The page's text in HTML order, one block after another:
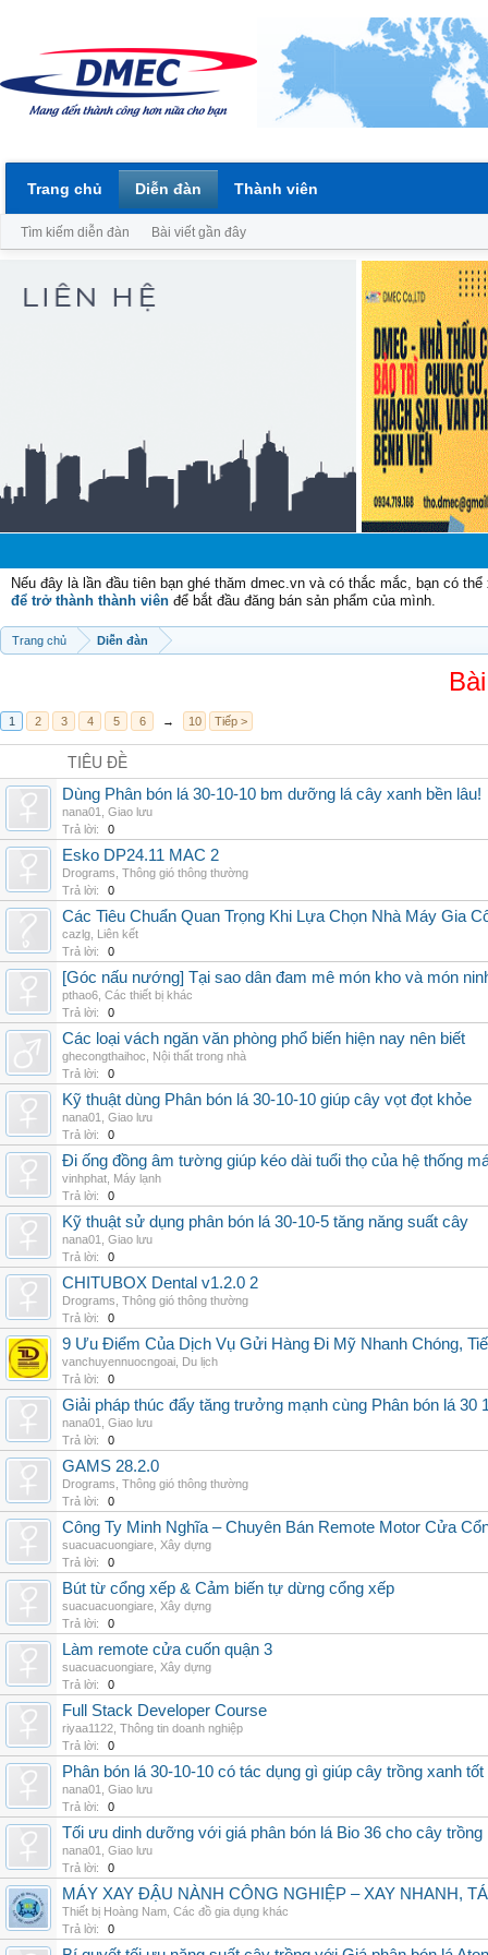
Nếu đây là lần đầu tiên bạn ghé thăm dmec.vn và có thắc mắc, bạn có
để trở thành thành viên để bắt đầu đăng bán sản phẩm của mình.
Trang chủ Diễn đàn
1 2 3 4 5 6 → 10 Tiếp >
TIÊU ĐỀ
Dùng Phân bón lá 30-10-10 bm dưỡng lá cây xanh bền lâu!
nana01
Giao lưu
Trả lời:
0
Esko DP24.11 MAC 2
Drograms Thông gió thông thường
Trả lời:
0
Các Tiêu Chuẩn Quan Trọng Khi Lựa Chọn Nhà Máy Gia
cazlg Liên kết
Trả lời:
0
[Góc nấu nướng] Tại sao dân đam mê món kho và món
pthao6 Các thiết bị khác
Trả lời:
0
Các loại vách ngăn văn phòng phổ biến hiện nay nên biết
ghecongthaihoc
Nội thất trong nhà
Trả lời:
0
Kỹ thuật dùng Phân bón lá 30-10-10 giúp cây vọt đọt khỏe
nana01
Giao lưu
Trả lời:
0
Đi ống đồng âm tường giúp kéo dài tuổi thọ của hệ thống
vinhphat Máy lạnh
Trả lời:
0
Kỹ thuật sử dụng phân bón lá 30-10-5 tăng năng suất cây
nana01
Giao lưu
Trả lời:
0
CHITUBOX Dental v1.2.0 2
Drograms Thông gió thông thường
Trả lời:
0
9 Ưu Điểm Của Dịch Vụ Gửi Hàng Đi Mỹ Nhanh Chóng,
vanchuyennuocngoai Du lịch
Trả lời:
0
Giải pháp thúc đẩy tăng trưởng mạnh cùng Phân bón lá 30
nana01
Giao lưu
Trả lời:
0
GAMS 28.2.0
Drograms Thông gió thông thường
Trả lời:
0
Công Ty Minh Nghĩa – Chuyên Bán Remote Motor Cửa
suacuacuongiare Xây dựng
Trả lời:
0
Bút từ cổng xếp & Cảm biến tự dừng cổng xếp
suacuacuongiare Xây dựng
Trả lời:
0
Làm remote cửa cuốn quận 3
suacuacuongiare Xây dựng
Trả lời:
0
Full Stack Developer Course
riyaa1122 Thông tin doanh nghiệp
Trả lời:
0
Phân bón lá 30-10-10 có tác dụng gì giúp cây trồng xanh tốt
nana01
Giao lưu
Trả lời:
0
Tối ưu dinh dưỡng với giá phân bón lá Bio 36 cho cây trồng
nana01
Giao lưu
Trả lời:
0
MÁY XAY ĐẬU NÀNH CÔNG NGHIỆP – XAY NHANH,
Thiết bị Hoàng Nam Các đồ gia dụng khác
Trả lời:
0
Trang chủ Diễn đàn
Tìm kiếm diễn đàn Bài viết gần đây
Thành viên